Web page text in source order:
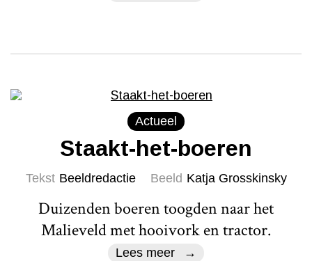
Actueel
Staakt-het-boeren
Tekst Beeldredactie Beeld Katja Grosskinsky
Duizenden boeren toogden naar het
Malieveld met hooivork en tractor.
Lees meer